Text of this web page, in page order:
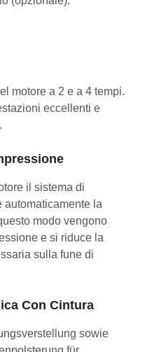
motore a 2 e a 4 tempi.
eccellenti e
il sistema di
automaticamente la
modo vengono
e si riduce la
sulla fune di
Con Cintura
sowie